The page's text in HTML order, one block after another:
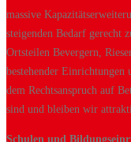
massive
steigenden Bedarf gerecht
Ortsteilen Bevergern,
bestehender
dem Rechtsanspruch auf
sind und bleiben wir
Schulen und